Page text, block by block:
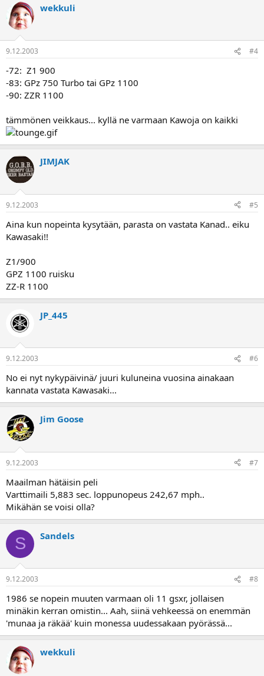
wekkuli
9.12.2003 #4
-72: Z1 900
-83: GPz 750 Turbo tai GPz 1100
-90: ZZR 1100
tämmönen veikkaus... kyllä ne varmaan Kawoja on kaikki
JIMJAK
9.12.2003 #5
Aina kun nopeinta kysytään, parasta on vastata Kanad.. eiku
Kawasaki!!
Z1/900
GPZ 1100 ruisku
ZZ-R 1100
JP_445
9.12.2003 #6
No ei nyt nykypäivinä/ juuri kuluneina vuosina ainakaan
kannata vastata Kawasaki...
Jim Goose
9.12.2003 #7
Maailman hätäisin peli
Varttimaili 5,883 sec. loppunopeus 242,67 mph..
Mikähän se voisi olla?
S Sandels
9.12.2003 #8
1986 se nopein muuten varmaan oli 11 gsxr, jollaisen
minäkin kerran omistin... Aah, siinä vehkeessä on enemmän
'munaa ja räkää' kuin monessa uudessakaan pyörässä...
wekkuli